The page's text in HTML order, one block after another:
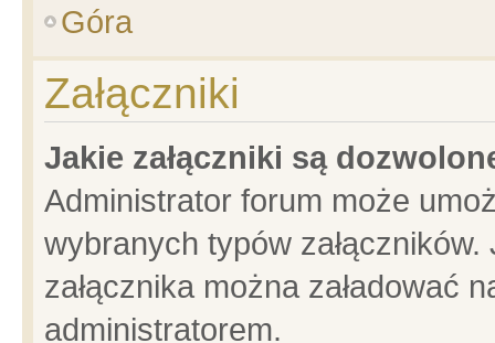
Góra
Załączniki
Jakie załączniki są
Administrator forum może
wybranych typów
załącznika można załadować
administratorem.